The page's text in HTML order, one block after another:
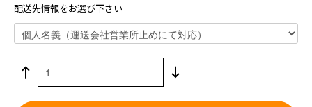
配送先情報をお選び下さい